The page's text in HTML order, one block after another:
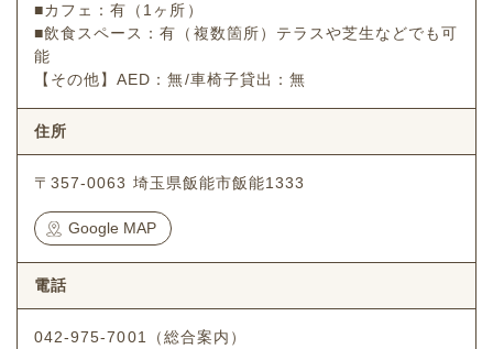
■カフェ：有（1ヶ所）
■飲食スペース：有（複数箇所）テラスや芝生などでも可
能
【その他】AED：無/車椅子貸出：無
住所
〒357-0063 埼玉県飯能市飯能1333
Google MAP
電話
042-975-7001（総合案内）